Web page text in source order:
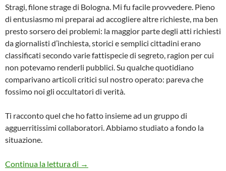
Stragi, filone strage di Bologna. Mi fu facile provvedere. Pieno
di entusiasmo mi preparai ad accogliere altre richieste, ma ben
presto sorsero dei problemi: la maggior parte degli atti richiesti
da giornalisti d’inchiesta, storici e semplici cittadini erano
classificati secondo varie fattispecie di segreto, ragion per cui
non potevamo renderli pubblici. Su qualche quotidiano
comparivano articoli critici sul nostro operato: pareva che
fossimo noi gli occultatori di verità.
Ti racconto quel che ho fatto insieme ad un gruppo di
agguerritissimi collaboratori. Abbiamo studiato a fondo la
situazione.
Continua la lettura di LE VERITA’ ACQUISITE E QUELLE
→